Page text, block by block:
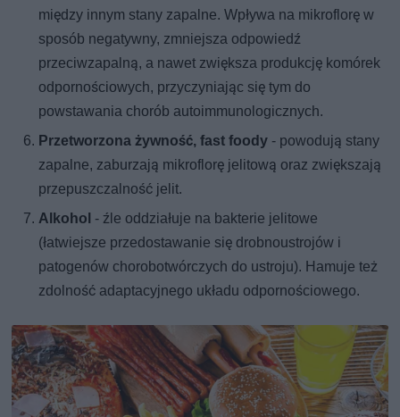
między innym stany zapalne. Wpływa na mikroflorę w
sposób negatywny, zmniejsza odpowiedź
przeciwzapalną, a nawet zwiększa produkcję komórek
odpornościowych, przyczyniając się tym do
powstawania chorób autoimmunologicznych.
Przetworzona żywność, fast foody - powodują stany
zapalne, zaburzają mikroflorę jelitową oraz zwiększają
przepuszczalność jelit.
Alkohol - źle oddziałuje na bakterie jelitowe
(łatwiejsze przedostawanie się drobnoustrojów i
patogenów chorobotwórczych do ustroju). Hamuje też
zdolność adaptacyjnego układu odpornościowego.